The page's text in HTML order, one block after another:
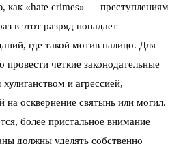
как «hate crimes» — преступлениям
в этот разряд попадает
где такой мотив налицо. Для
четкие законодательные
и агрессией,
на осквернение святынь или могил.
более пристальное внимание
должны уделять собственно